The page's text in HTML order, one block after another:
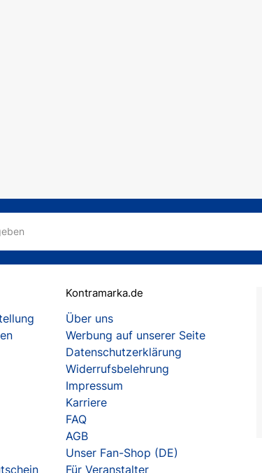
Kontramarka.de
Über uns
Werbung auf unserer Seite
Datenschutzerklärung
Widerrufsbelehrung
Impressum
Karriere
FAQ
AGB
Unser Fan-Shop (DE)
Für Veranstalter